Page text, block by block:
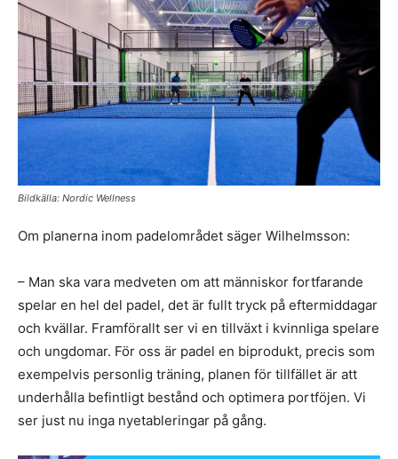
Bildkälla: Nordic Wellness
Om planerna inom padelområdet säger Wilhelmsson:
– Man ska vara medveten om att människor fortfarande
spelar en hel del padel, det är fullt tryck på eftermiddagar
och kvällar. Framförallt ser vi en tillväxt i kvinnliga spelare
och ungdomar. För oss är padel en biprodukt, precis som
exempelvis personlig träning, planen för tillfället är att
underhålla befintligt bestånd och optimera portföjen. Vi
ser just nu inga nyetableringar på gång.